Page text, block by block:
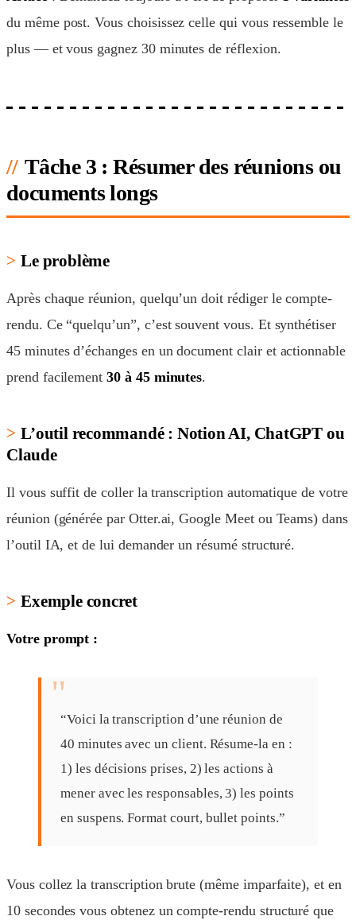
du même post. Vous choisissez celle qui vous ressemble le
plus — et vous gagnez 30 minutes de réflexion.
Tâche 3 : Résumer des réunions ou
documents longs
Le problème
Après chaque réunion, quelqu’un doit rédiger le compte-
rendu. Ce “quelqu’un”, c’est souvent vous. Et synthétiser
45 minutes d’échanges en un document clair et actionnable
prend facilement30 à 45 minutes.
L’outil recommandé : Notion AI, ChatGPT ou
Claude
Il vous suffit de coller la transcription automatique de votre
réunion (générée par Otter.ai, Google Meet ou Teams) dans
l’outil IA, et de lui demander un résumé structuré.
Exemple concret
Votre prompt :
“Voici la transcription d’une réunion de
40 minutes avec un client. Résume-la en :
1) les décisions prises, 2) les actions à
mener avec les responsables, 3) les points
en suspens. Format court, bullet points.”
Vous collez la transcription brute (même imparfaite), et en
10 secondes vous obtenez un compte-rendu structuré que